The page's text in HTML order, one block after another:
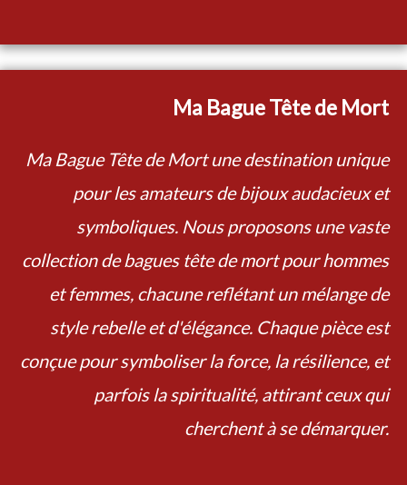
Ma Bague Tête de Mort
Ma Bague Tête de Mort une destination unique
pour les amateurs de bijoux audacieux et
symboliques. Nous proposons une vaste
collection de bagues tête de mort pour hommes
et femmes, chacune reflétant un mélange de
style rebelle et d'élégance. Chaque pièce est
conçue pour symboliser la force, la résilience, et
parfois la spiritualité, attirant ceux qui
cherchent à se démarquer.